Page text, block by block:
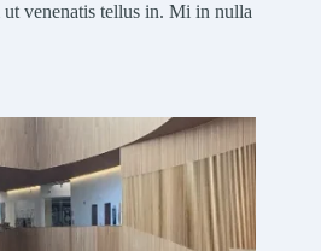
venenatis tellus in. Mi in nulla